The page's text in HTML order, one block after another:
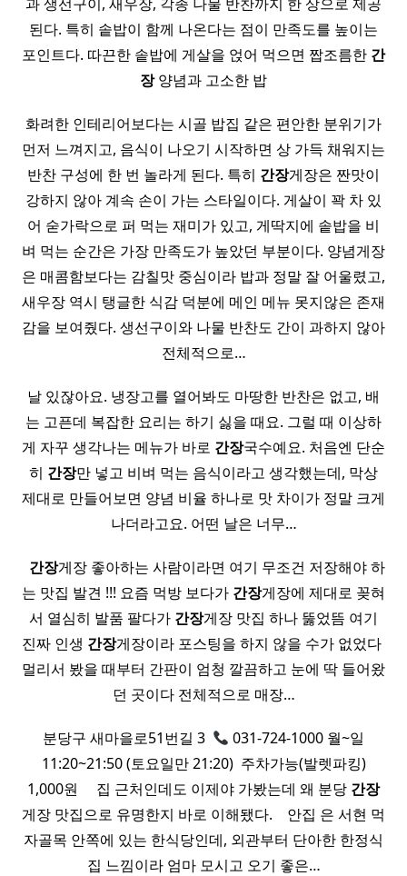
된다. 특히 솥밥이 함께 나온다는 점이 만족도를 높이는
포인트다. 따끈한 솥밥에 게살을 얹어 먹으면 짭조름한 간
장양념과 고소한 밥
화려한 인테리어보다는 시골 밥집 같은 편안한 분위기가
먼저 느껴지고, 음식이 나오기 시작하면 상 가득 채워지는
반찬 구성에 한 번 놀라게 된다. 특히 간장게장은 짠맛이
강하지 않아 계속 손이 가는 스타일이다. 게살이 꽉 차 있
어 숟가락으로 퍼 먹는 재미가 있고, 게딱지에 솥밥을 비
벼 먹는 순간은 가장 만족도가 높았던 부분이다. 양념게장
은 매콤함보다는 감칠맛 중심이라 밥과 정말 잘 어울렸고,
새우장 역시 탱글한 식감 덕분에 메인 메뉴 못지않은 존재
감을 보여줬다. 생선구이와 나물 반찬도 간이 과하지 않아
전체적으로…
날 있잖아요. 냉장고를 열어봐도 마땅한 반찬은 없고, 배
는 고픈데 복잡한 요리는 하기 싫을 때요. 그럴 때 이상하
게 자꾸 생각나는 메뉴가 바로 간장국수예요. 처음엔 단순
히 간장만 넣고 비벼 먹는 음식이라고 생각했는데, 막상
제대로 만들어보면 양념 비율 하나로 맛 차이가 정말 크게
나더라고요. 어떤 날은 너무…
간장게장 좋아하는 사람이라면 여기 무조건 저장해야 하
는 맛집 발견 !!! 요즘 먹방 보다가 간장게장에 제대로 꽂혀
서 열심히 발품 팔다가 간장게장 맛집 하나 뚫었뜸 여기
진짜 인생 간장게장이라 포스팅을 하지 않을 수가 없었다 ​
멀리서 봤을 때부터 간판이 엄청 깔끔하고 눈에 딱 들어왔
던 곳이다 전체적으로 매장…
분당구 새마을로51번길 3 ​
031-724-1000 월~일
11:20~21:50 (토요일만 21:20) ​ 주차가능(발렛파킹)
1,000원 ​ ​ ​ ​ 집 근처인데도 이제야 가봤는데 왜 분당 간장
게장 맛집으로 유명한지 바로 이해됐다. ​ ​ ​ 안집 은 서현 먹
자골목 안쪽에 있는 한식당인데, 외관부터 단아한 한정식
집 느낌이라 엄마 모시고 오기 좋은…